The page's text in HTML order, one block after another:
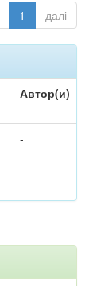
1 далі
Автор(и)
-